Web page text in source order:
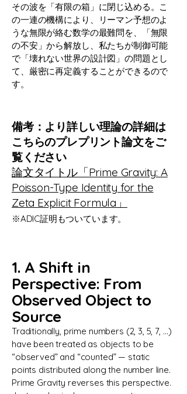
その波を「有限の箱」に閉じ込める。こ
の一連の機構により、リーマン予想のよ
うな無限が絡む数学の最難問を、「無限
の不安」から解放し、私たちが制御可能
で「壊れない世界の設計図」の問題とし
て、厳密に再定義することができるので
す。
備考：より詳しい理論の詳細は
こちらのプレプリント論文をご
覧ください
​論文タイトル「Prime Gravity: A
Poisson-Type Identity for the
Zeta Explicit Formula」​​​​
※ADIC証明もついています。
1. A Shift in
Perspective: From
Observed Object to
Source
Traditionally, prime numbers (2, 3, 5, 7, …)
have been treated as objects to be
“observed” and “counted” — static
points distributed along the number line.
Prime Gravity reverses this perspective.